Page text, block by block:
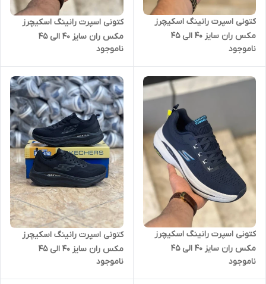
کتونی اسپرت رانینگ اسکیچرز
مکس ران سایز 40 الی 45
Skechers Max Run
ناموجود
کتونی اسپرت رانینگ اسکیچرز
مکس ران سایز 40 الی 45
Skechers Max Run
ناموجود
کتونی اسپرت رانینگ اسکیچرز
مکس ران سایز 40 الی 45
Skechers Max Run
ناموجود
کتونی اسپرت رانینگ اسکیچرز
مکس ران سایز 40 الی 45
Skechers Max Run
ناموجود